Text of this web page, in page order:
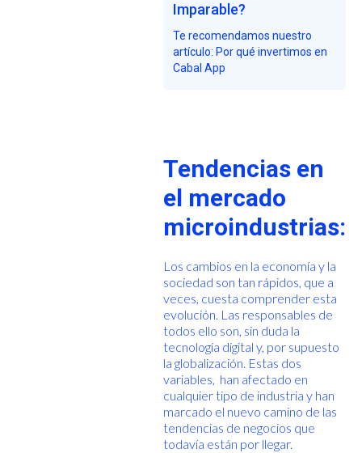
Imparable?
Te recomendamos nuestro
artículo: Por qué invertimos en
Cabal App
Tendencias en
el mercado
microindustrias:
Los cambios en la economía y la
sociedad son tan rápidos, que a
veces, cuesta comprender esta
evolución. Las responsables de
todos ello son, sin duda la
tecnología digital y, por supuesto
la globalización. Estas dos
variables, han afectado en
cualquier tipo de industria y han
marcado el nuevo camino de las
tendencias de negocios que
todavía están por llegar.